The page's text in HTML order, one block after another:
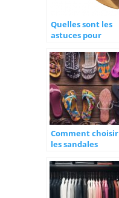
Quelles sont les
astuces pour
chapeau de
cowboy ?
Comment choisir
les sandales
pour chaque
occasion